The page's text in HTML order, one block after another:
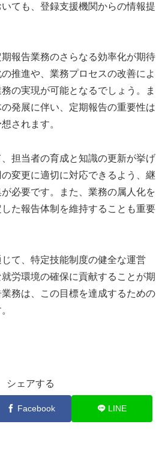
ても、登録支援機関からの情報提
報告業務のさらなる効率化が期待
推進や、業務プロセスの改善によ
の実現が可能となるでしょう。ま
発展に伴い、定期報告の重要性は
されます。
担当者の育成と知識の更新が挙げ
変更に適切に対応できるよう、継
必要です。また、業務の属人化を
た報告体制を維持することも重要
て、特定技能制度の健全な運営
労環境の確保に貢献することが期
務は、この目標を達成するための
シェアする
Facebook LINE